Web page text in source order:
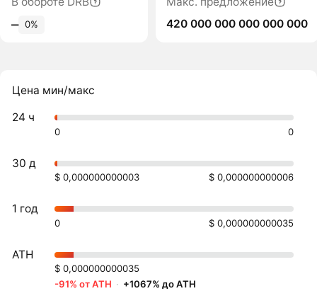
‒ 0%
420 000 000 000 000 000
Цена мин/макс
24 ч
0 0
30 д
$ 0,000000000003 $ 0,000000000006
1 год
0 $ 0,000000000035
ATH
$ 0,000000000035
-91% от ATH · +1067% до ATH